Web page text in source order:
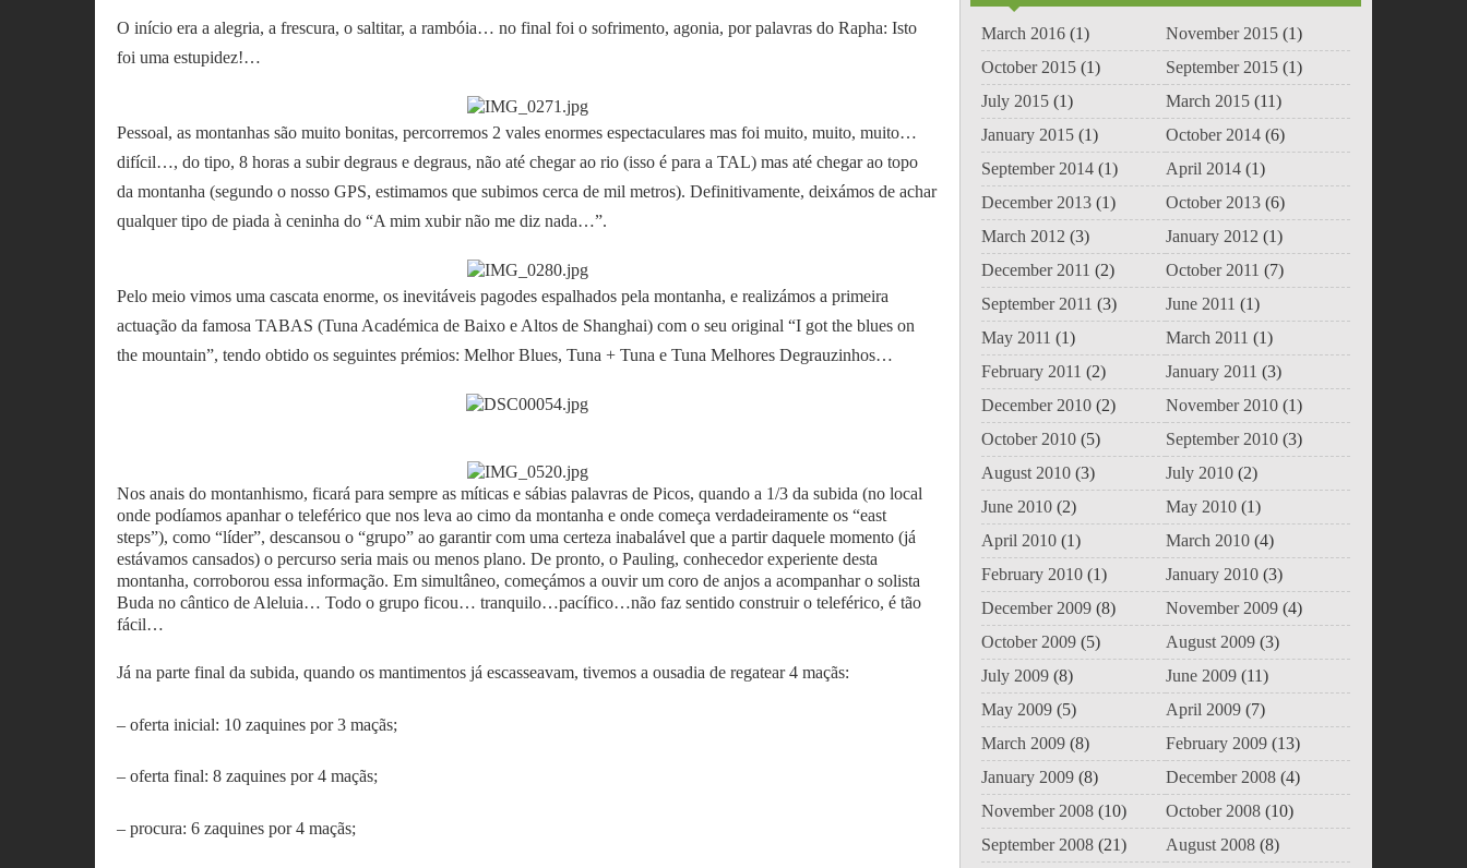
O início era a alegria, a frescura, o saltitar, a rambóia… no final foi o sofrimento, agonia, por palavras do Rapha: Isto
foi uma estupidez!…
Pessoal, as montanhas são muito bonitas, percorremos 2 vales enormes espectaculares mas foi muito, muito, muito…
difícil…, do tipo, 8 horas a subir degraus e degraus, não até chegar ao rio (isso é para a TAL) mas até chegar ao topo
da montanha (segundo o nosso GPS, estimamos que subimos cerca de mil metros). Definitivamente, deixámos de achar
qualquer tipo de piada à ceninha do “A mim xubir não me diz nada…”.
Pelo meio vimos uma cascata enorme, os inevitáveis pagodes espalhados pela montanha, e realizámos a primeira
actuação da famosa TABAS (Tuna Académica de Baixo e Altos de Shanghai) com o seu original “I got the blues on
the mountain”, tendo obtido os seguintes prémios: Melhor Blues, Tuna + Tuna e Tuna Melhores Degrauzinhos…
Nos anais do montanhismo, ficará para sempre as míticas e sábias palavras de Picos, quando a 1/3 da subida (no local
onde podíamos apanhar o teleférico que nos leva ao cimo da montanha e onde começa verdadeiramente os “east
steps”), como “líder”, descansou o “grupo” ao garantir com uma certeza inabalável que a partir daquele momento (já
estávamos cansados) o percurso seria mais ou menos plano. De pronto, o Pauling, conhecedor experiente desta
montanha, corroborou essa informação. Em simultâneo, começámos a ouvir um coro de anjos a acompanhar o solista
Buda no cântico de Aleluia… Todo o grupo ficou… tranquilo…pacífico…não faz sentido construir o teleférico, é tão
fácil…
Já na parte final da subida, quando os mantimentos já escasseavam, tivemos a ousadia de regatear 4 maçãs:
– oferta inicial: 10 zaquines por 3 maçãs;
– oferta final: 8 zaquines por 4 maçãs;
– procura: 6 zaquines por 4 maçãs;
March 2016 (1) November 2015 (1)
October 2015 (1) September 2015 (1)
July 2015 (1) March 2015 (11)
January 2015 (1) October 2014 (6)
September 2014 (1) April 2014 (1)
December 2013 (1) October 2013 (6)
March 2012 (3) January 2012 (1)
December 2011 (2) October 2011 (7)
September 2011 (3) June 2011 (1)
May 2011 (1) March 2011 (1)
February 2011 (2) January 2011 (3)
December 2010 (2) November 2010 (1)
October 2010 (5) September 2010 (3)
August 2010 (3) July 2010 (2)
June 2010 (2) May 2010 (1)
April 2010 (1) March 2010 (4)
February 2010 (1) January 2010 (3)
December 2009 (8) November 2009 (4)
October 2009 (5) August 2009 (3)
July 2009 (8) June 2009 (11)
May 2009 (5) April 2009 (7)
March 2009 (8) February 2009 (13)
January 2009 (8) December 2008 (4)
November 2008 (10) October 2008 (10)
September 2008 (21) August 2008 (8)